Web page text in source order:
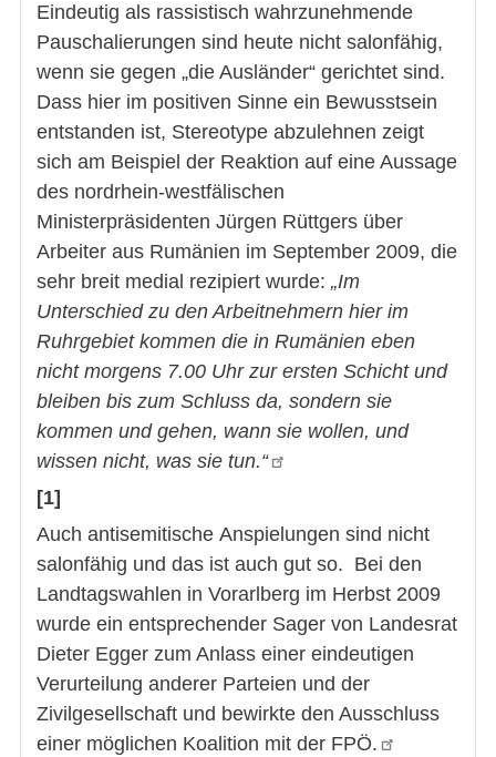
Eindeutig als rassistisch wahrzunehmende
Pauschalierungen sind heute nicht salonfähig,
wenn sie gegen „die Ausländer“ gerichtet sind.
Dass hier im positiven Sinne ein Bewusstsein
entstanden ist, Stereotype abzulehnen zeigt
sich am Beispiel der Reaktion auf eine Aussage
des nordrhein-westfälischen
Ministerpräsidenten Jürgen Rüttgers über
Arbeiter aus Rumänien im September 2009, die
sehr breit medial rezipiert wurde: „Im
Unterschied zu den Arbeitnehmern hier im
Ruhrgebiet kommen die in Rumänien eben
nicht morgens 7.00 Uhr zur ersten Schicht und
bleiben bis zum Schluss da, sondern sie
kommen und gehen, wann sie wollen, und
wissen nicht, was sie tun.“
[1]
Auch antisemitische Anspielungen sind nicht
salonfähig und das ist auch gut so. Bei den
Landtagswahlen in Vorarlberg im Herbst 2009
wurde ein entsprechender Sager von Landesrat
Dieter Egger zum Anlass einer eindeutigen
Verurteilung anderer Parteien und der
Zivilgesellschaft und bewirkte den Ausschluss
einer möglichen Koalition mit der FPÖ.